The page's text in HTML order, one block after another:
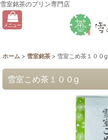
雪室銘茶のプリン専門店
メニュー
ホーム > 雪室銘茶 > 雪室こめ茶１００g
雪室こめ茶１００g